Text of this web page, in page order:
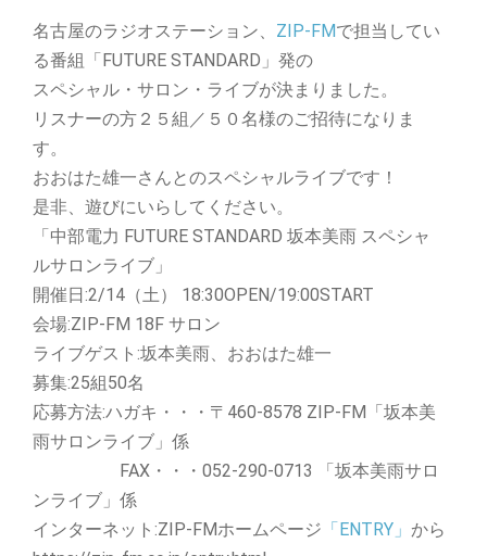
名古屋のラジオステーション、 ZIP-FMで担当してい
る番組「FUTURE STANDARD」発の
スペシャル・サロン・ライブが決まりました。
リスナーの方２５組／５０名様のご招待になりま
す。
おおはた雄一さんとのスペシャルライブです！
是非、遊びにいらしてください。
「中部電力 FUTURE STANDARD 坂本美雨 スペシャ
ルサロンライブ」
開催日:2/14（土） 18:30OPEN/19:00START
会場:ZIP-FM 18F サロン
ライブゲスト:坂本美雨、おおはた雄一
募集:25組50名
応募方法:ハガキ・・・〒460-8578 ZIP-FM「坂本美
雨サロンライブ」係
FAX・・・052-290-0713 「坂本美雨サロ
ンライブ」係
インターネット:ZIP-FMホームページ 「ENTRY」 から